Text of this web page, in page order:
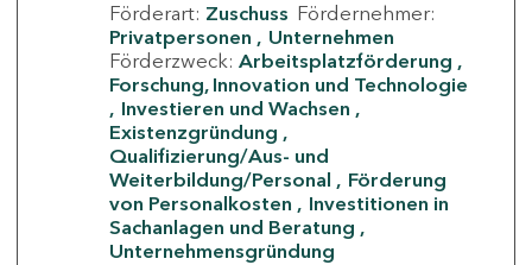
Förderart: Zuschuss Fördernehmer:
Privatpersonen
Unternehmen
Förderzweck: Arbeitsplatzförderung
Forschung, Innovation und Technologie
Investieren und Wachsen
Existenzgründung
Qualifizierung/Aus- und
Weiterbildung/Personal
Förderung
von Personalkosten
Investitionen in
Sachanlagen und Beratung
Unternehmensgründung